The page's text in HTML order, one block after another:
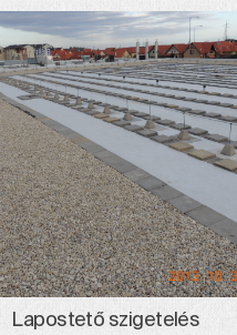
Lapostető szigetelés